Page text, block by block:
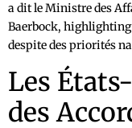
a dit le Ministre des
Baerbock, highlighting
despite des priorités
Les
des